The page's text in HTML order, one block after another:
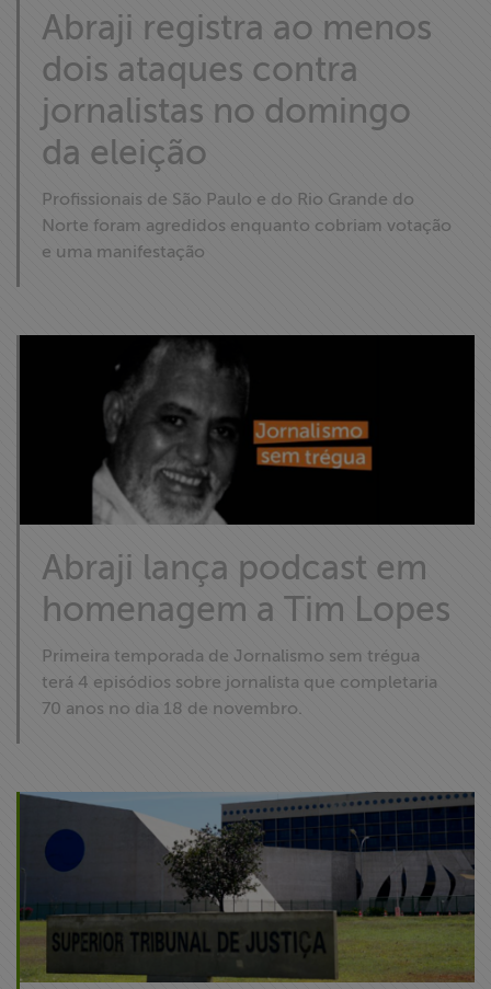
Abraji registra ao menos
dois ataques contra
jornalistas no domingo
da eleição
Profissionais de São Paulo e do Rio Grande do
Norte foram agredidos enquanto cobriam votação
e uma manifestação
Abraji lança podcast em
homenagem a Tim Lopes
Primeira temporada de Jornalismo sem trégua
terá 4 episódios sobre jornalista que completaria
70 anos no dia 18 de novembro.